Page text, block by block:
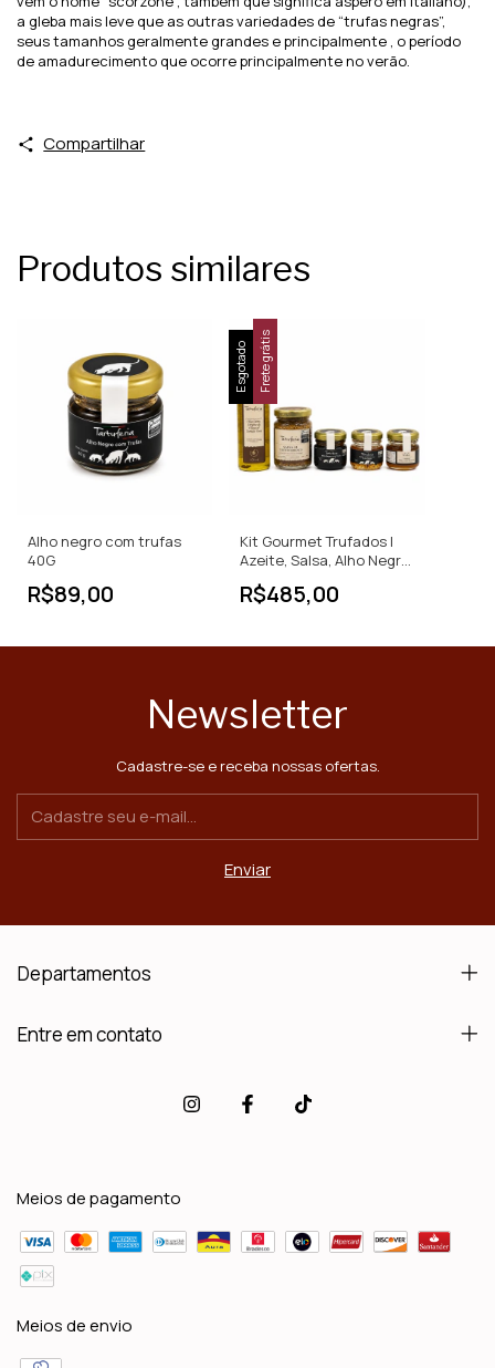
a gleba mais leve que as outras variedades de “trufas negras”,
seus tamanhos geralmente grandes e principalmente , o período
de amadurecimento que ocorre principalmente no verão.
Compartilhar
Produtos similares
Alho negro com trufas
40G
R$89,00
Esgotado Frete grátis
Kit Gourmet Trufados |
Azeite, Salsa, Alho Negro,
Geleia e Mel
R$485,00
Newsletter
Cadastre-se e receba nossas ofertas.
Departamentos
Entre em contato
Meios de pagamento
Meios de envio